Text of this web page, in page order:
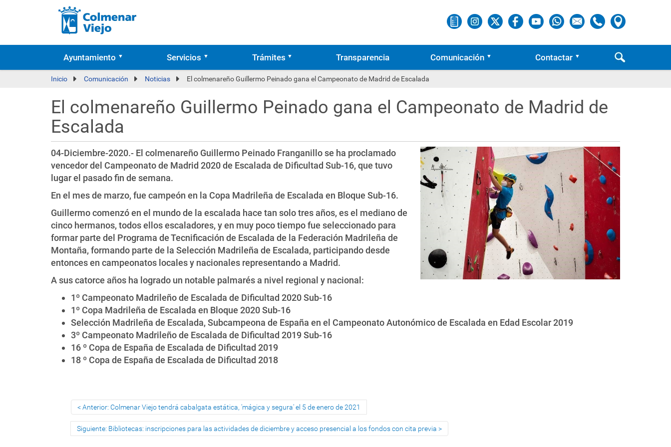
Ayuntamiento Servicios Trámites Transparencia Comunicación Contactar
Inicio Comunicación Noticias El colmenareño Guillermo Peinado gana el Campeonato de Madrid de Escalada
El colmenareño Guillermo Peinado gana el Campeonato de Madrid de
Escalada
04-Diciembre-2020.- El colmenareño Guillermo Peinado Franganillo se ha proclamado
vencedor del Campeonato de Madrid 2020 de Escalada de Dificultad Sub-16, que tuvo
lugar el pasado fin de semana.
En el mes de marzo, fue campeón en la Copa Madrileña de Escalada en Bloque Sub-16.
Guillermo comenzó en el mundo de la escalada hace tan solo tres años, es el mediano de
cinco hermanos, todos ellos escaladores, y en muy poco tiempo fue seleccionado para
formar parte del Programa de Tecnificación de Escalada de la Federación Madrileña de
Montaña, formando parte de la Selección Madrileña de Escalada, participando desde
entonces en campeonatos locales y nacionales representando a Madrid.
A sus catorce años ha logrado un notable palmarés a nivel regional y nacional:
1º Campeonato Madrileño de Escalada de Dificultad 2020 Sub-16
1º Copa Madrileña de Escalada en Bloque 2020 Sub-16
Selección Madrileña de Escalada, Subcampeona de España en el Campeonato Autonómico de Escalada en Edad Escolar 2019
3º Campeonato Madrileño de Escalada de Dificultad 2019 Sub-16
16 º Copa de España de Escalada de Dificultad 2019
18 º Copa de España de Escalada de Dificultad 2018
Anterior: Colmenar Viejo tendrá cabalgata estática, 'mágica y segura' el 5 de enero de 2021
Siguiente: Bibliotecas: inscripciones para las actividades de diciembre y acceso presencial a los fondos con cita previa